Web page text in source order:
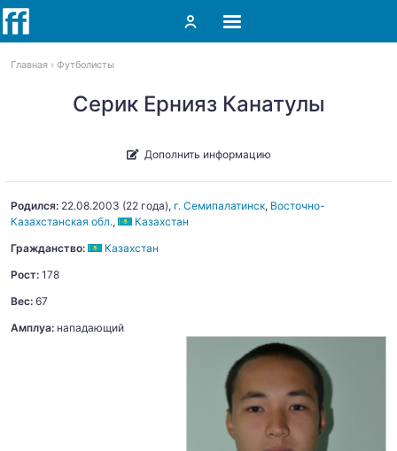
Главная Футболисты
Серик Ернияз Канатулы
Дополнить информацию
Родился: 22.08.2003 (22 года), г. Семипалатинск, Восточно-
Казахстанская обл.,
Казахстан
Гражданство:
Казахстан
Рост: 178
Вес: 67
Амплуа: нападающий